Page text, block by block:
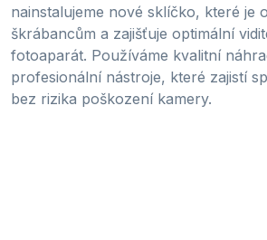
nainstalujeme nové sklíčko, které je
škrábancům a zajišťuje optimální
fotoaparát. Používáme kvalitní
profesionální nástroje, které zajistí
bez rizika poškození kamery.